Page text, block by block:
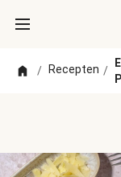
/ Recepten /